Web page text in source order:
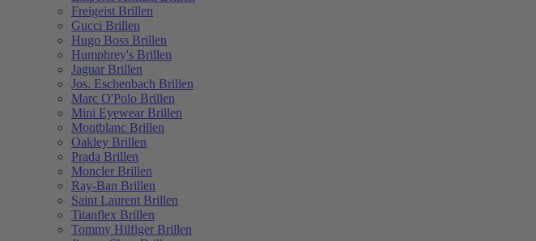
Freigeist Brillen
Gucci Brillen
Hugo Boss Brillen
Humphrey's Brillen
Jaguar Brillen
Jos. Eschenbach Brillen
Marc O'Polo Brillen
Mini Eyewear Brillen
Montblanc Brillen
Oakley Brillen
Prada Brillen
Moncler Brillen
Ray-Ban Brillen
Saint Laurent Brillen
Titanflex Brillen
Tommy Hilfiger Brillen